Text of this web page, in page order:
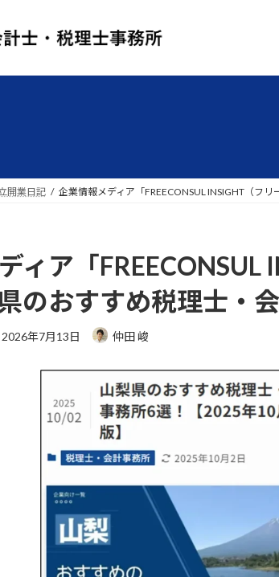
開業日記 企業情報メディア「FREECONSUL INSIGHT（フ
ィア「FREECONSUL
のおすすめ税理士・
最
2026年7月13日 仲田 峻